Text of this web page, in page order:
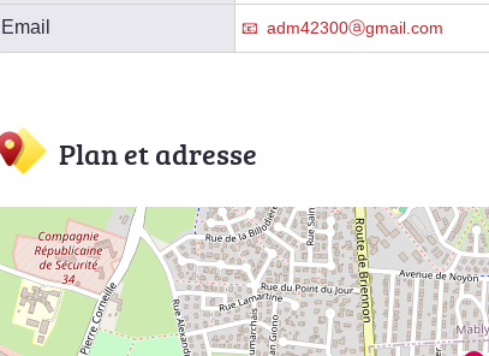
Email adm42300ⓐgmail.com
Plan et adresse